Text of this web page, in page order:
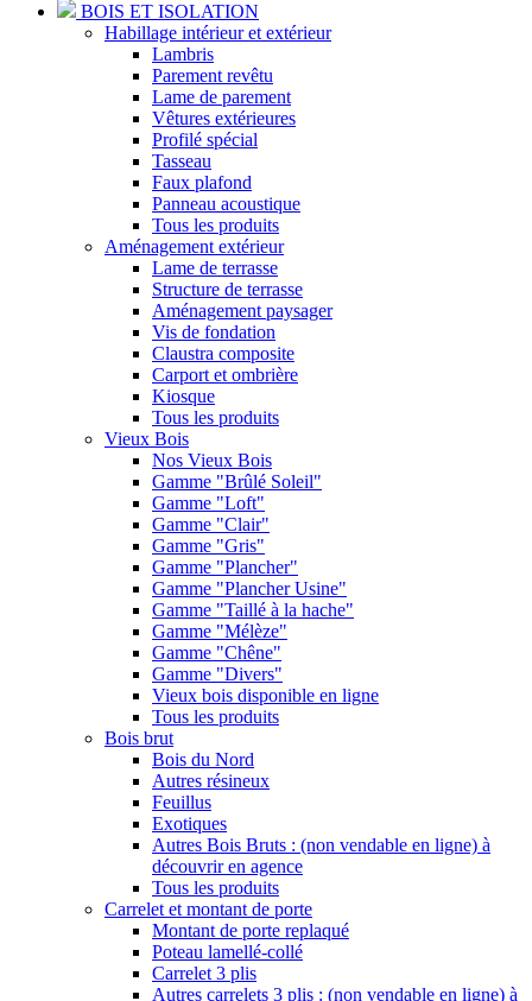
BOIS ET ISOLATION
Habillage intérieur et extérieur
Lambris
Parement revêtu
Lame de parement
Vêtures extérieures
Profilé spécial
Tasseau
Faux plafond
Panneau acoustique
Tous les produits
Aménagement extérieur
Lame de terrasse
Structure de terrasse
Aménagement paysager
Vis de fondation
Claustra composite
Carport et ombrière
Kiosque
Tous les produits
Vieux Bois
Nos Vieux Bois
Gamme "Brûlé Soleil"
Gamme "Loft"
Gamme "Clair"
Gamme "Gris"
Gamme "Plancher"
Gamme "Plancher Usine"
Gamme "Taillé à la hache"
Gamme "Mélèze"
Gamme "Chêne"
Gamme "Divers"
Vieux bois disponible en ligne
Tous les produits
Bois brut
Bois du Nord
Autres résineux
Feuillus
Exotiques
Autres Bois Bruts : (non vendable en ligne) à
découvrir en agence
Tous les produits
Carrelet et montant de porte
Montant de porte replaqué
Poteau lamellé-collé
Carrelet 3 plis
Autres carrelets 3 plis : (non vendable en ligne) à